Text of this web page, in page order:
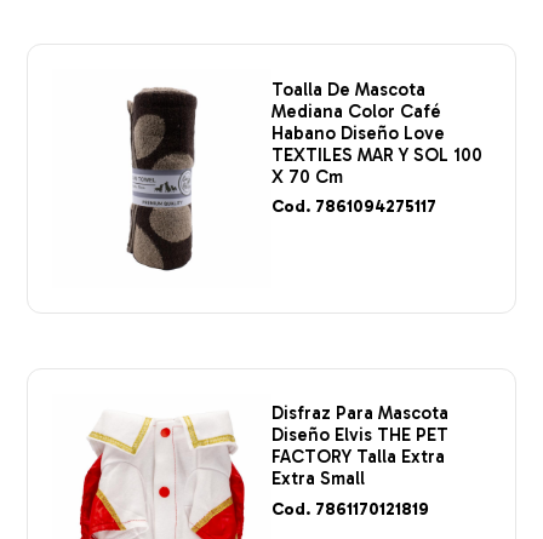
Toalla De Mascota
Mediana Color Café
Habano Diseño Love
TEXTILES MAR Y SOL 100
X 70 Cm
Cod. 7861094275117
Disfraz Para Mascota
Diseño Elvis THE PET
FACTORY Talla Extra
Extra Small
Cod. 7861170121819